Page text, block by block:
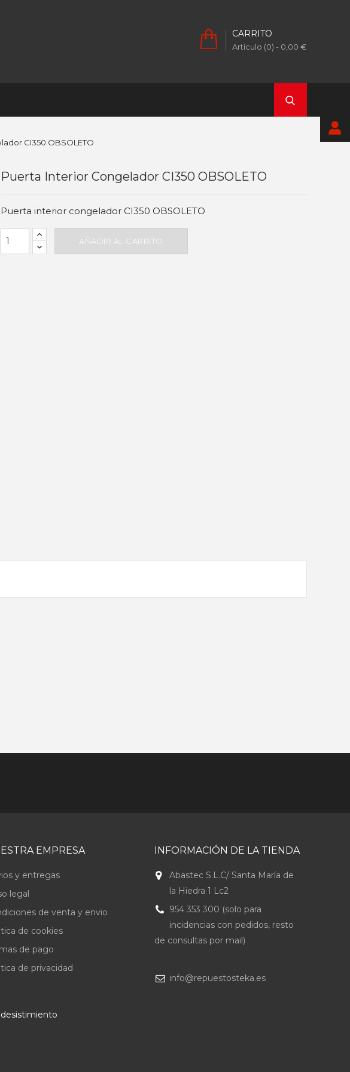
CARRITO
Artículo (0) - 0,00 €
CI350 OBSOLETO
Puerta Interior Congelador CI350 OBSOLETO
Puerta interior congelador CI350 OBSOLETO
AÑADIR AL CARRITO
EMPRESA
y entregas
legal
de venta y envio
de cookies
de pago
de privacidad
INFORMACIÓN DE LA TIENDA
Abastec S.L.C/ Santa María de
la Hiedra 1 Lc2
954 353 300 (solo para
incidencias con pedidos, resto
de consultas por mail)
info@repuestosteka.es